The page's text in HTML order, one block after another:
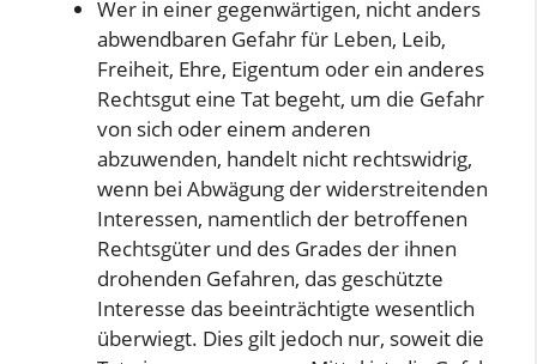
Wer in einer gegenwärtigen, nicht anders
abwendbaren Gefahr für Leben, Leib,
Freiheit, Ehre, Eigentum oder ein anderes
Rechtsgut eine Tat begeht, um die Gefahr
von sich oder einem anderen
abzuwenden, handelt nicht rechtswidrig,
wenn bei Abwägung der widerstreitenden
Interessen, namentlich der betroffenen
Rechtsgüter und des Grades der ihnen
drohenden Gefahren, das geschützte
Interesse das beeinträchtigte wesentlich
überwiegt. Dies gilt jedoch nur, soweit die